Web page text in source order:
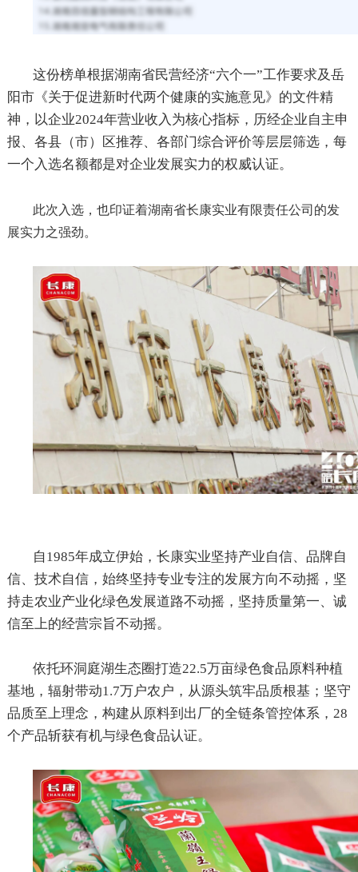
这份榜单根据湖南省民营经济“六个一”工作要求及岳
阳市《关于促进新时代两个健康的实施意见》的文件精
神，以企业2024年营业收入为核心指标，历经企业自主申
报、各县（市）区推荐、各部门综合评价等层层筛选，每
一个入选名额都是对企业发展实力的权威认证。
此次入选，也印证着湖南省长康实业有限责任公司的发
展实力之强劲。
自1985年成立伊始，长康实业坚持产业自信、品牌自
信、技术自信，始终坚持专业专注的发展方向不动摇，坚
持走农业产业化绿色发展道路不动摇，坚持质量第一、诚
信至上的经营宗旨不动摇。
依托环洞庭湖生态圈打造22.5万亩绿色食品原料种植
基地，辐射带动1.7万户农户，从源头筑牢品质根基；坚守
品质至上理念，构建从原料到出厂的全链条管控体系， 28
个产品斩获有机与绿色食品认证。